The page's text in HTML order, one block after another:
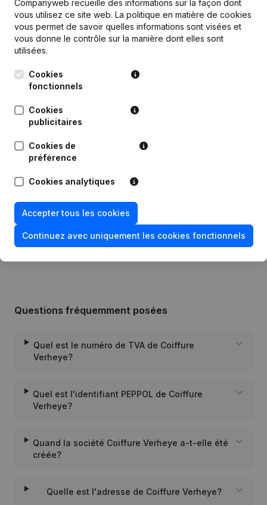
Publicationsde Coiffure Verheye
09-03-2022
Autres Modifications, …) -
Modification Forme Juridique -
08-03-2010 Demissions - Nominations
17-11-2003 Demission(s)
29-07-2000 Demission(s)
05-10-1999 Nomination(s)(NL)
Questions fréquemment posées
Quel est le numéro de TVA de Coiffure
Verheye?
Quel est l'identifiant PEPPOL de Coiffure
Verheye?
Quand la société Coiffure Verheye a-t-elle été
créée?
Quelle est l'adresse de Coiffure Verheye?
Companyweb recueille des informations sur la façon dont
vous utilisez ce site web. La politique en matière de cookies
vous permet de savoir quelles informations sont visées et
vous donne le contrôle sur la manière dont elles sont
utilisées.
Cookies
fonctionnels
Cookies
publicitaires
Cookies de
préférence
Cookies analytiques
Accepter tous les cookies
Continuez avec uniquement les cookies fonctionnels